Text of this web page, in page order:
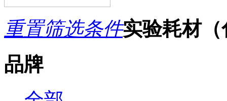
重置筛选条件实验耗材
品牌